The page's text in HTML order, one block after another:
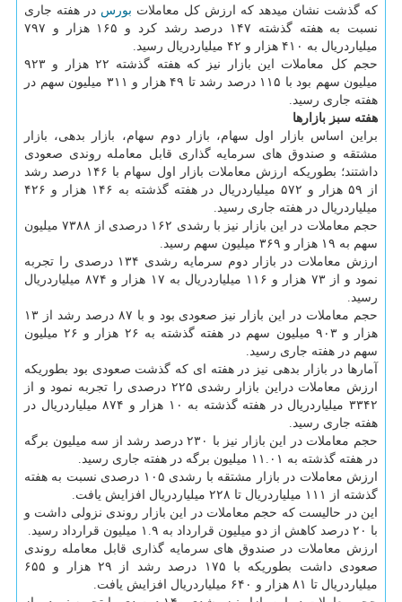
که گذشت نشان میدهد که ارزش کل معاملات بورس در هفته جاری
نسبت به هفته گذشته ۱۴۷ درصد رشد کرد و ۱۶۵ هزار و ۷۹۷
میلیاردریال به ۴۱۰ هزار و ۴۲ میلیاردریال رسید.
حجم کل معاملات این بازار نیز که هفته گذشته ۲۲ هزار و ۹۲۳
میلیون سهم بود با ۱۱۵ درصد رشد تا ۴۹ هزار و ۳۱۱ میلیون سهم در
هفته جاری رسید.
هفته سبز بازارها
براین اساس بازار اول سهام، بازار دوم سهام، بازار بدهی، بازار
مشتقه و صندوق های سرمایه گذاری قابل معامله روندی صعودی
داشتند؛ بطوریکه ارزش معاملات بازار اول سهام با ۱۴۶ درصد رشد
از ۵۹ هزار و ۵۷۲ میلیاردریال در هفته گذشته به ۱۴۶ هزار و ۴۲۶
میلیاردریال در هفته جاری رسید.
حجم معاملات در این بازار نیز با رشدی ۱۶۲ درصدی از ۷۳۸۸ میلیون
سهم به ۱۹ هزار و ۳۶۹ میلیون سهم رسید.
ارزش معاملات در بازار دوم سرمایه رشدی ۱۳۴ درصدی را تجربه
نمود و از ۷۳ هزار و ۱۱۶ میلیاردریال به ۱۷ هزار و ۸۷۴ میلیاردریال
رسید.
حجم معاملات در این بازار نیز صعودی بود و با ۸۷ درصد رشد از ۱۳
هزار و ۹۰۳ میلیون سهم در هفته گذشته به ۲۶ هزار و ۲۶ میلیون
سهم در هفته جاری رسید.
آمارها در بازار بدهی نیز در هفته ای که گذشت صعودی بود بطوریکه
ارزش معاملات دراین بازار رشدی ۲۲۵ درصدی را تجربه نمود و از
۳۳۴۲ میلیاردریال در هفته گذشته به ۱۰ هزار و ۸۷۴ میلیاردریال در
هفته جاری رسید.
حجم معاملات در این بازار نیز با ۲۳۰ درصد رشد از سه میلیون برگه
در هفته گذشته به ۱۱.۰۱ میلیون برگه در هفته جاری رسید.
ارزش معاملات در بازار مشتقه با رشدی ۱۰۵ درصدی نسبت به هفته
گذشته از ۱۱۱ میلیاردریال تا ۲۲۸ میلیاردریال افزایش یافت.
این در حالیست که حجم معاملات در این بازار روندی نزولی داشت و
با ۲۰ درصد کاهش از دو میلیون قرارداد به ۱.۹ میلیون قرارداد رسید.
ارزش معاملات در صندوق های سرمایه گذاری قابل معامله روندی
صعودی داشت بطوریکه با ۱۷۵ درصد رشد از ۲۹ هزار و ۶۵۵
میلیاردریال تا ۸۱ هزار و ۶۴۰ میلیاردریال افزایش یافت.